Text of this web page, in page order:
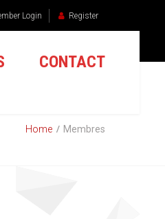
Login Register
CONTACT
Home Membres